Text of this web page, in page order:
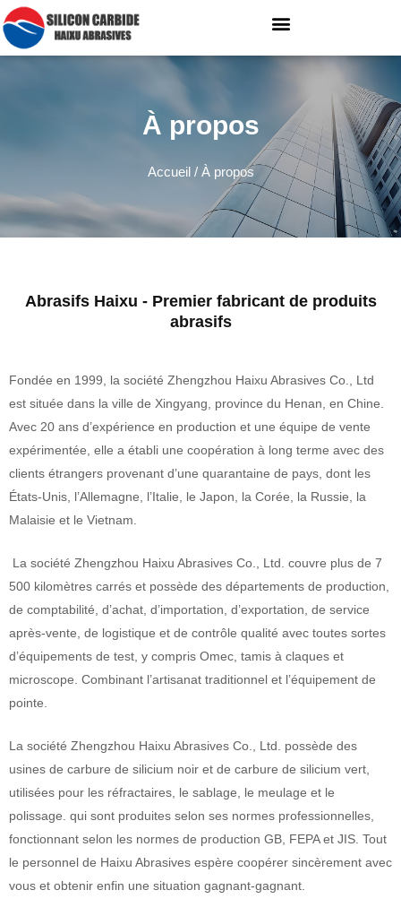
À propos
Accueil/ À propos
Abrasifs Haixu - Premier fabricant de produits
abrasifs
Fondée en 1999, la société Zhengzhou Haixu Abrasives Co., Ltd
est située dans la ville de Xingyang, province du Henan, en Chine.
Avec 20 ans d’expérience en production et une équipe de vente
expérimentée, elle a établi une coopération à long terme avec des
clients étrangers provenant d’une quarantaine de pays, dont les
États-Unis, l’Allemagne, l’Italie, le Japon, la Corée, la Russie, la
Malaisie et le Vietnam.
La société Zhengzhou Haixu Abrasives Co., Ltd. couvre plus de 7
500 kilomètres carrés et possède des départements de production,
de comptabilité, d’achat, d’importation, d’exportation, de service
après-vente, de logistique et de contrôle qualité avec toutes sortes
d’équipements de test, y compris Omec, tamis à claques et
microscope. Combinant l’artisanat traditionnel et l’équipement de
pointe.
La société Zhengzhou Haixu Abrasives Co., Ltd. possède des
usines de carbure de silicium noir et de carbure de silicium vert,
utilisées pour les réfractaires, le sablage, le meulage et le
polissage. qui sont produites selon ses normes professionnelles,
fonctionnant selon les normes de production GB, FEPA et JIS. Tout
le personnel de Haixu Abrasives espère coopérer sincèrement avec
vous et obtenir enfin une situation gagnant-gagnant.